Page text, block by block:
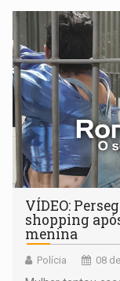
VÍDEO:
shopping
menina
Polícia 08